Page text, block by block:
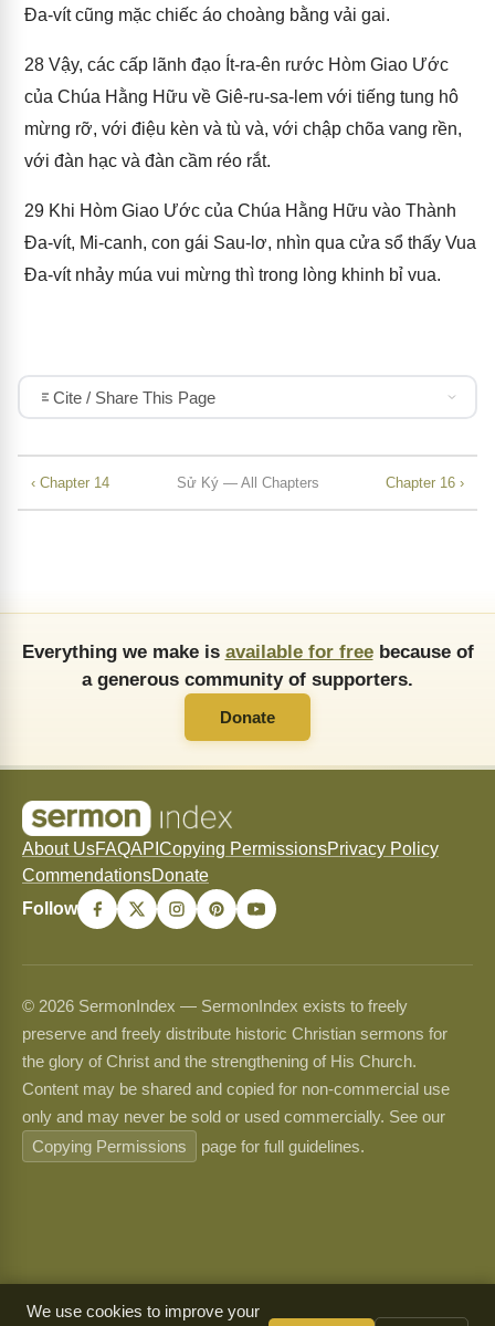
Đa-vít cũng mặc chiếc áo choàng bằng vải gai.
28 Vậy, các cấp lãnh đạo Ít-ra-ên rước Hòm Giao Ước
của Chúa Hằng Hữu về Giê-ru-sa-lem với tiếng tung hô
mừng rỡ, với điệu kèn và tù và, với chập chõa vang rền,
với đàn hạc và đàn cầm réo rắt.
29 Khi Hòm Giao Ước của Chúa Hằng Hữu vào Thành
Đa-vít, Mi-canh, con gái Sau-lơ, nhìn qua cửa sổ thấy Vua
Đa-vít nhảy múa vui mừng thì trong lòng khinh bỉ vua.
Cite / Share This Page
‹ Chapter 14 Sử Ký — All Chapters Chapter 16 ›
Everything we make is available for freebecause of
a generous community of supporters.
Donate
About UsFAQAPI Copying PermissionsPrivacy Policy
CommendationsDonate
Follow
© 2026 SermonIndex — SermonIndex exists to freely
preserve and freely distribute historic Christian sermons for
the glory of Christ and the strengthening of His Church.
Content may be shared and copied for non-commercial use
only and may never be sold or used commercially. See our
Copying Permissions
page for full guidelines.
We use cookies to improve your